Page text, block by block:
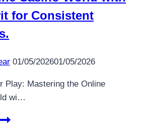
dopportunités
laventure
for Consistent
01/05/202601/05/2026
Play: Mastering the Online
wi…